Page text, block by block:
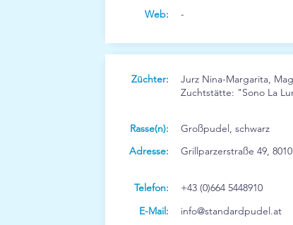
Web:
-
Züchter:
Jurz Nina-Margarita,
Zuchtstätte: "Sono La
Rasse(n):
Adresse:
Großpudel, schwarz
Grillparzerstraße 49,
Telefon:
+43 (0)664 5448910
E-Mail:
info@standardpudel.at